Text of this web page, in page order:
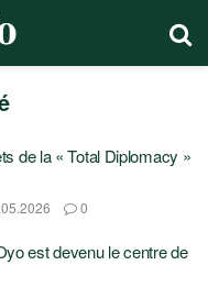
de la « Total Diplomacy »
0
est devenu le centre de